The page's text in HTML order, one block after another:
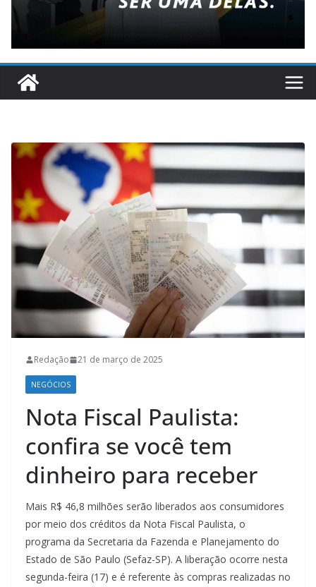
Redação 21 de março de 2025
NEGÓCIOS
Nota Fiscal Paulista:
confira se você tem
dinheiro para receber
Mais R$ 46,8 milhões serão liberados aos consumidores
por meio dos créditos da Nota Fiscal Paulista, o
programa da Secretaria da Fazenda e Planejamento do
Estado de São Paulo (Sefaz-SP). A liberação ocorre nesta
segunda-feira (17) e é referente às compras realizadas no